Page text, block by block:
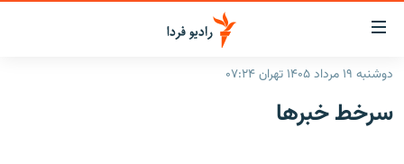
لینک‌های
قابلیت
دسترسی
بازگشت
ایران
دوشنبه ۱۹ مرداد ۱۴۰۵ تهران ۰۷:۲۴
سرخط‌ خبرها